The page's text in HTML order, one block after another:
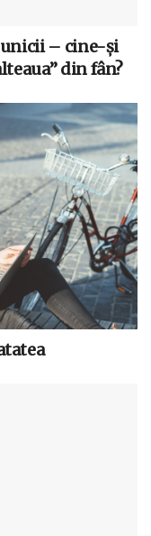
– cine-și
din fân?